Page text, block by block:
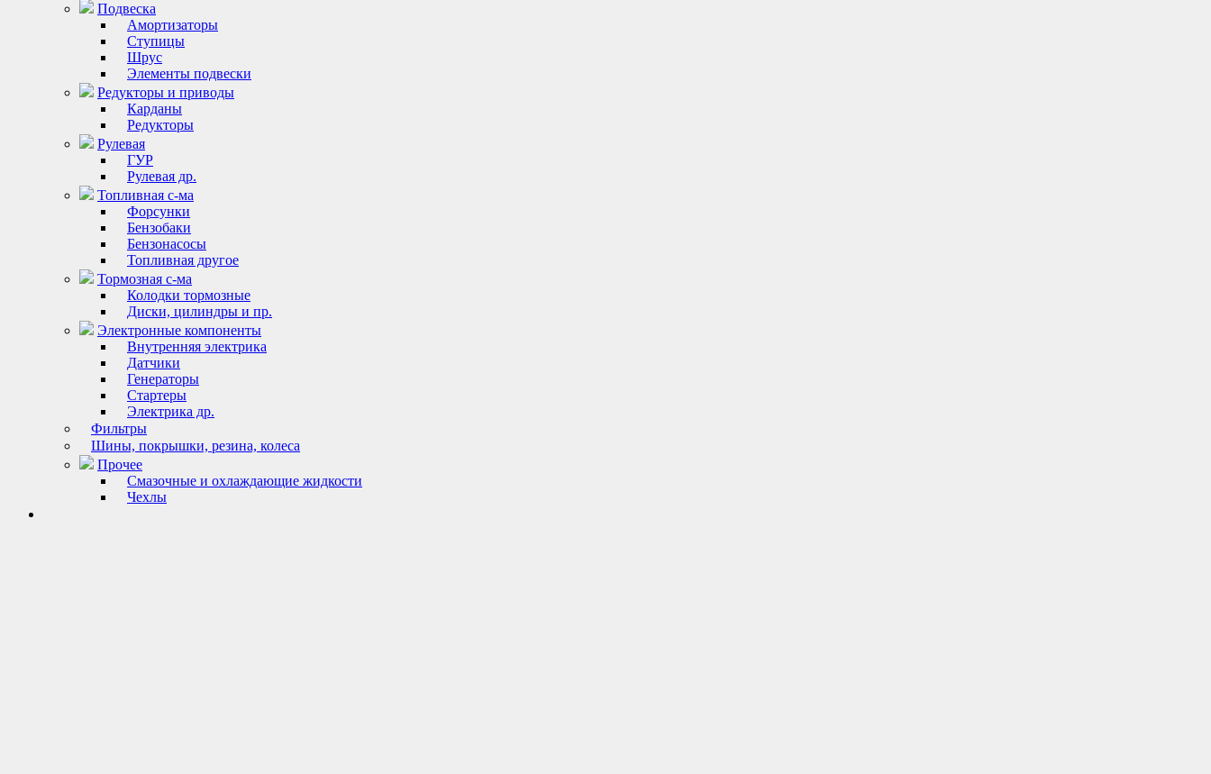
Подвеска
Амортизаторы
Ступицы
Шрус
Элементы подвески
Редукторы и приводы
Карданы
Редукторы
Рулевая
ГУР
Рулевая др.
Топливная с-ма
Форсунки
Бензобаки
Бензонасосы
Топливная другое
Тормозная с-ма
Колодки тормозные
Диски, цилиндры и пр.
Электронные компоненты
Внутренняя электрика
Датчики
Генераторы
Стартеры
Электрика др.
Фильтры
Шины, покрышки, резина, колеса
Прочее
Смазочные и охлаждающие жидкости
Чехлы